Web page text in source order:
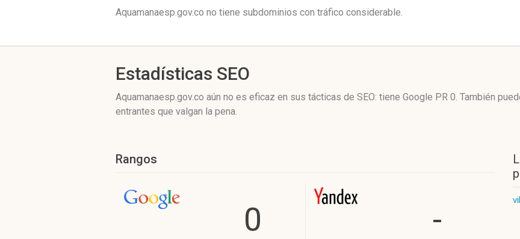
Aquamanaesp.gov.co no tiene subdominios con tráfico considerable.
Estadísticas SEO
Aquamanaesp.gov.co aún no es eficaz en sus tácticas de SEO: tiene Google PR 0. También
entrantes que valgan la pena.
Rangos
0 -